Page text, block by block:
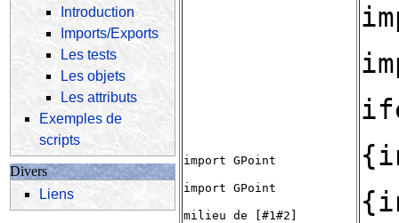
Introduction
Imports/Exports
Les tests
Les objets
Les attributs
Exemples de
scripts
Divers
Liens
import GPoint
import GPoint
milieu de [#1#2]